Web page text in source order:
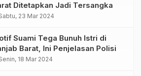
Ditetapkan Jadi Tersangka
23 Mar 2024
Suami Tega Bunuh Istri di
Barat, Ini Penjelasan Polisi
18 Mar 2024